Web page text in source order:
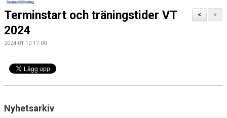
NYHETER
KONTAKT
>
<
Terminstart och träningstider VT
2024
2024-01-10 17:00
Nyhetsarkiv